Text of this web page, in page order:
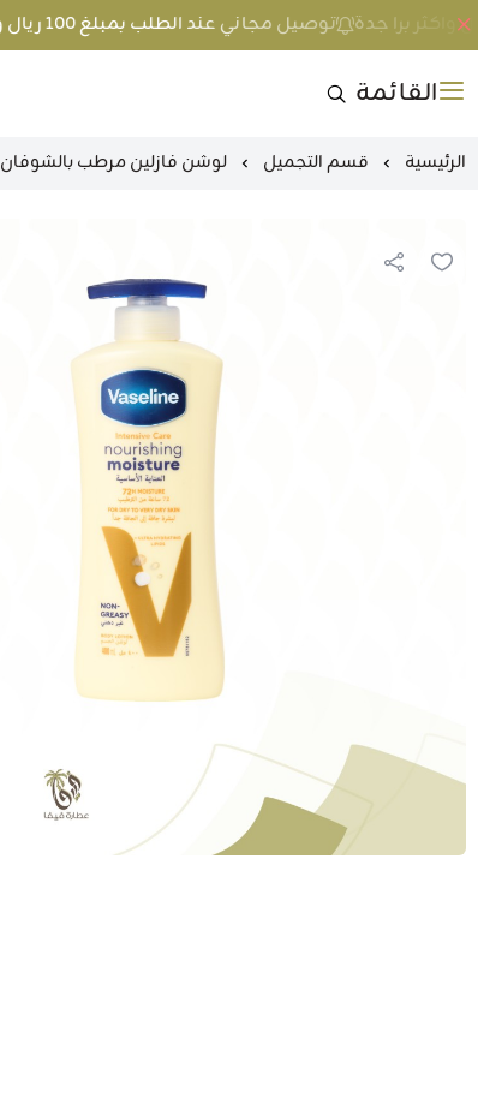
توصيل مجاني عند الطلب بمبلغ 100 ريال واكثر داخل جدة و 200 ريال واكثر برا جدة
القائمة
الرئيسية قسم التجميل لوشن فازلين مرطب بالشوفان 400مل